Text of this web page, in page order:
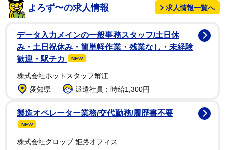
よろず〜の求人情報 求人情報一覧へ
データ入力メインの一般事務スタッフ/土日休
み・土日祝休み・簡単軽作業・残業なし・未経験
歓迎・駅チカ
NEW
株式会社ホットスタッフ蟹江
愛知県
派遣社員：時給1,300円
製造オペレーター業務/交代勤務/履歴書不要
NEW
株式会社グロップ 姫路オフィス